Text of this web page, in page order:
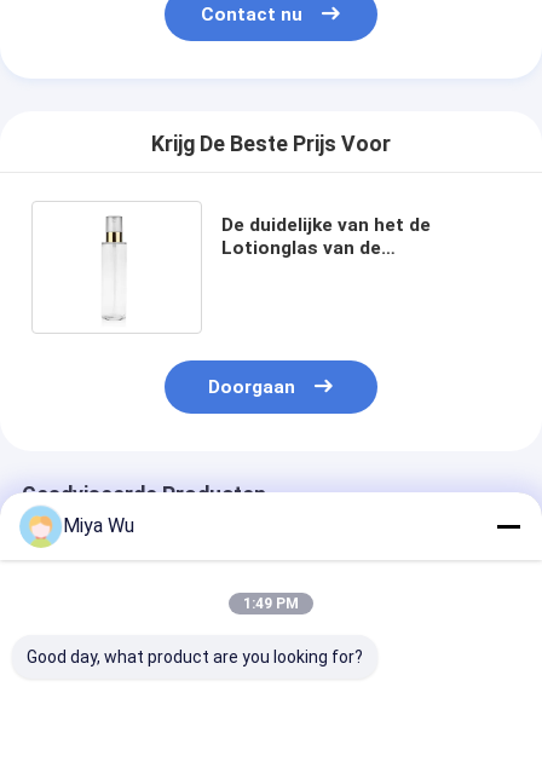
Contact nu
Krijg De Beste Prijs Voor
De duidelijke van het de
Lotionglas van de
Doorgaan
Geadviseerde Producten
Miya Wu
1:49 PM
Good day, what product are you looking for?